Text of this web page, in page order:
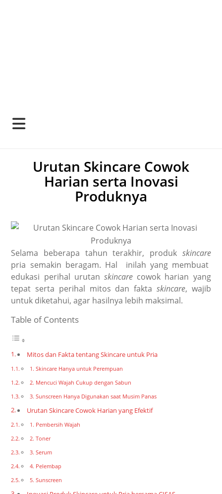
Urutan Skincare Cowok
Harian serta Inovasi
Produknya
Selama beberapa tahun terakhir, produk skincare
pria semakin beragam. Hal inilah yang membuat
edukasi perihal urutan skincare cowok harian yang
tepat serta perihal mitos dan fakta skincare, wajib
untuk diketahui, agar hasilnya lebih maksimal.
Table of Contents
Mitos dan Fakta tentang Skincare untuk Pria
1. Skincare Hanya untuk Perempuan
2. Mencuci Wajah Cukup dengan Sabun
3. Sunscreen Hanya Digunakan saat Musim Panas
Urutan Skincare Cowok Harian yang Efektif
1. Pembersih Wajah
2. Toner
3. Serum
4. Pelembap
5. Sunscreen